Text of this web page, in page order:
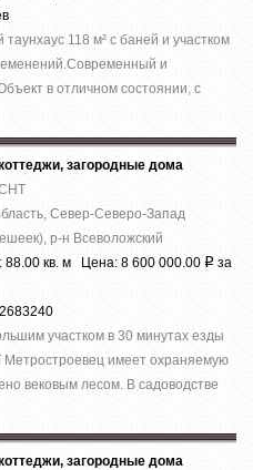
118 м² с баней и участком
и
в отличном состоянии, с
загородные дома
Север-Северо-Запад
р-н Всеволожский
кв. м Цена: 8 600 000.00 Р за
участком в 30 минутах езды
имеет охраняемую
вековым лесом. В садоводстве
загородные дома